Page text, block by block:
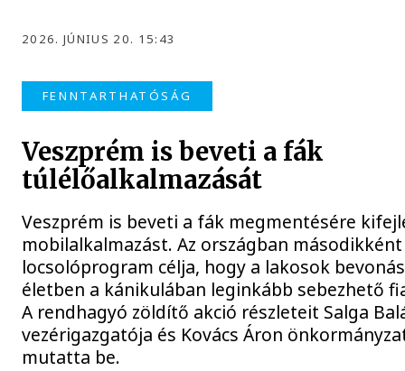
2026. JÚNIUS 20. 15:43
FENNTARTHATÓSÁG
Veszprém is beveti a fák
túlélőalkalmazását
Veszprém is beveti a fák megmentésére
mobilalkalmazást. Az országban
locsolóprogram célja, hogy a lakosok
életben a kánikulában leginkább sebezhető
A rendhagyó zöldítő akció részleteit Salga
vezérigazgatója és Kovács Áron
mutatta be.